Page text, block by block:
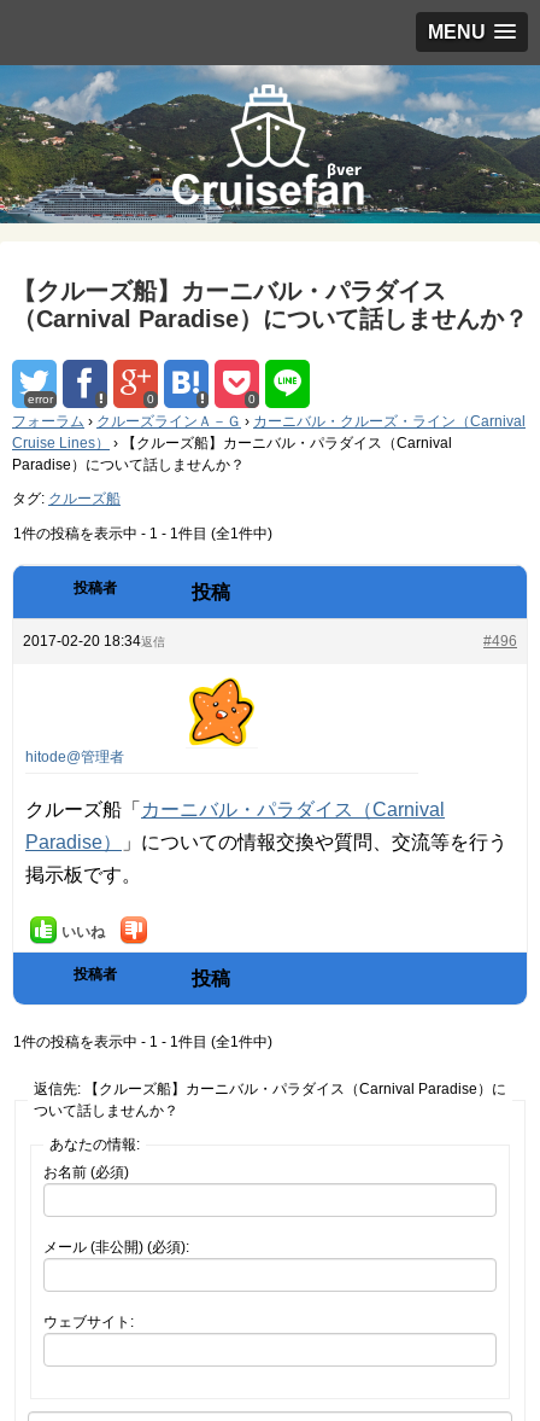
MENU
【クルーズ船】カーニバル・パラダイス
（Carnival Paradise）について話しませんか？
error 0 0
フォーラム › クルーズラインＡ－Ｇ › カーニバル・クルーズ・ライン（Carnival
Cruise Lines）
›
【クルーズ船】カーニバル・パラダイス（Carnival
Paradise）について話しませんか？
タグ: クルーズ船
1件の投稿を表示中 - 1 - 1件目 (全1件中)
投稿者 投稿
2017-02-20 18:34 #496
返信
hitode@管理者
クルーズ船「 カーニバル・パラダイス（Carnival
Paradise）
」についての情報交換や質問、交流等を行う
掲示板です。
いいね
投稿者 投稿
1件の投稿を表示中 - 1 - 1件目 (全1件中)
返信先: 【クルーズ船】カーニバル・パラダイス（Carnival Paradise）に
ついて話しませんか？
あなたの情報:
お名前 (必須)
メール (非公開) (必須):
ウェブサイト: